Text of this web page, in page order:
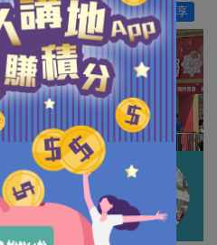
分享
讚好 5